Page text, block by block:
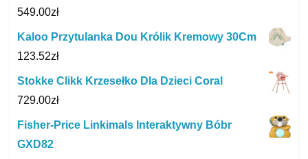
549.00zł
Kaloo Przytulanka Dou Królik Kremowy 30Cm
123.52zł
Stokke Clikk Krzesełko Dla Dzieci Coral
729.00zł
Fisher-Price Linkimals Interaktywny Bóbr
GXD82